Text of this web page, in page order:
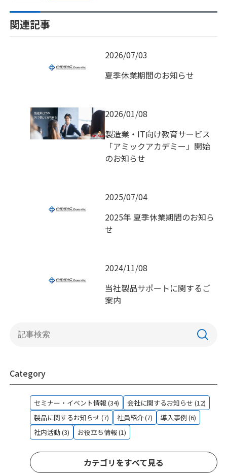
関連記事
2026/07/03
夏季休業期間のお知らせ
2026/01/08
製造業・IT向け教育サービス
「アミックアカデミー」開始
のお知らせ
2025/07/04
2025年 夏季休業期間のお知ら
せ
2024/11/08
当社製品サポートに関するご
案内
Category
セミナー・イベント情報 (34)
会社に関するお知らせ (12)
製品に関するお知らせ (7)
社員紹介 (7)
導入事例 (6)
社内活動 (3)
お役立ち情報 (1)
カテゴリをすべて見る